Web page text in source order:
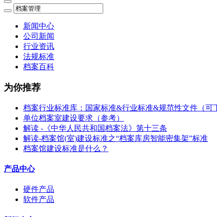
新闻中心
公司新闻
行业资讯
法规标准
档案百科
为你推荐
档案行业标准库：国家标准&行业标准&规范性文件（可
单位档案室建设要求（参考）
解读 -《中华人民共和国档案法》第十三条
解读-档案馆(室)建设标准之“档案库房智能密集架”标准
档案馆建设标准是什么？
产品中心
硬件产品
软件产品